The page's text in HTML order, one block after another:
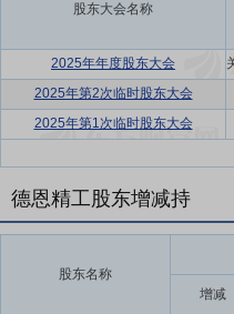
股东大会名称
2025年年度股东大会
2025年第2次临时股东大会
2025年第1次临时股东大会
德恩精工股东增减持
股东名称
增减